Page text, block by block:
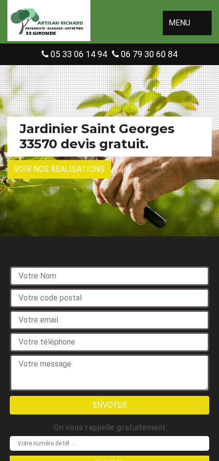
MENU
05 33 06 14 94 06 79 30 60 84
Jardinier Saint Georges
33570 devis gratuit.
VOIR NOS RÉALISATIONS
On vous rappelle gratuitement